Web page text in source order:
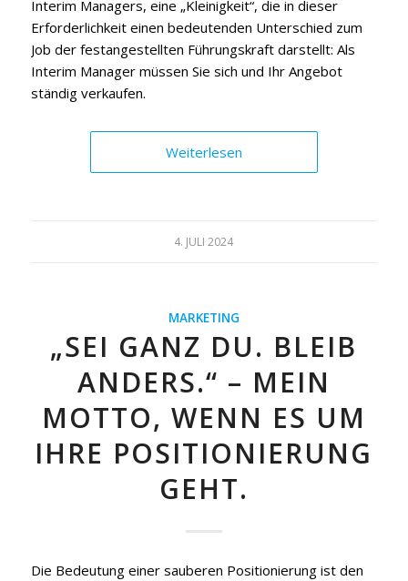
Interim Managers, eine „Kleinigkeit“, die in dieser
Erforderlichkeit einen bedeutenden Unterschied zum
Job der festangestellten Führungskraft darstellt: Als
Interim Manager müssen Sie sich und Ihr Angebot
ständig verkaufen.
Weiterlesen
4. JULI 2024
MARKETING
„SEI GANZ DU. BLEIB
ANDERS.“ – MEIN
MOTTO, WENN ES UM
IHRE POSITIONIERUNG
GEHT.
Die Bedeutung einer sauberen Positionierung ist den